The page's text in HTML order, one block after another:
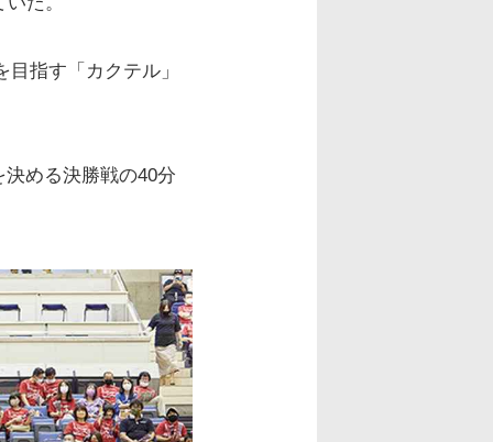
指す「カクテル」
める決勝戦の40分